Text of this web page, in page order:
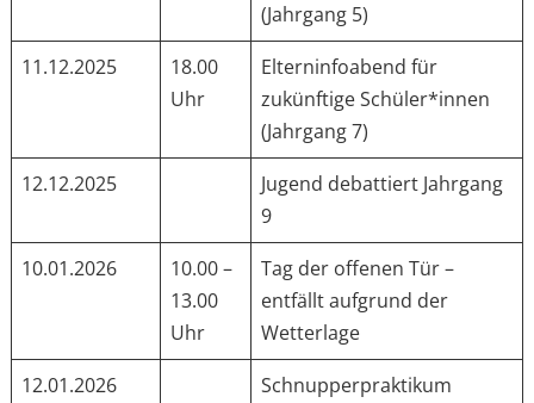
(Jahrgang 5)
11.12.2025
18.00
Uhr
Elterninfoabend für
zukünftige Schüler*innen
(Jahrgang 7)
12.12.2025
Jugend debattiert Jahrgang
9
10.01.2026
10.00 –
13.00
Uhr
Tag der offenen Tür –
entfällt aufgrund der
Wetterlage
12.01.2026
Schnupperpraktikum